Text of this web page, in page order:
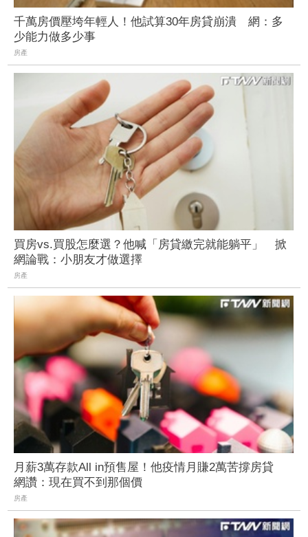
千萬房價壓垮年輕人！他試算30年房貸崩潰 網：多
少能力做多少事
房產
買房vs.買股怎麼選？他喊「房貸繳完就能躺平」 掀
網論戰：小朋友才做選擇
房產
月薪3萬存款All in預售屋！他疫情月賺2萬苦撐房貸
網讚：現在買不到那個價
房產